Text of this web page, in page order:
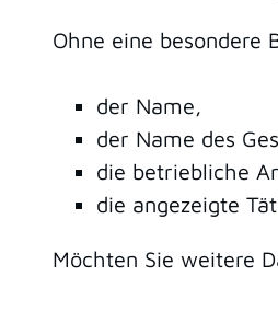
Ohne eine besondere
der Name,
der Name des
die betriebliche
die angezeigte
Möchten Sie weitere